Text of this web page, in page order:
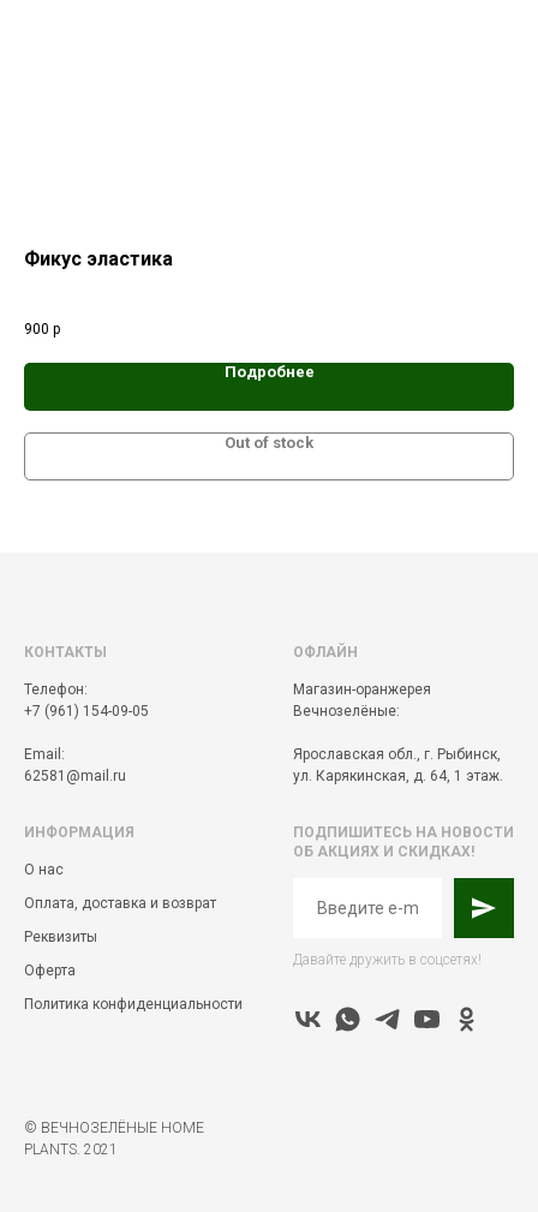
Фикус эластика
900 р
Подробнее
Out of stock
КОНТАКТЫ
Телефон:
+7 (961) 154-09-05
Email:
62581@mail.ru
ОФЛАЙН
Магазин-оранжерея
Вечнозелёные:
Ярославская обл., г. Рыбинск,
ул. Карякинская, д. 64, 1 этаж.
ИНФОРМАЦИЯ
О нас
Оплата, доставка и возврат
Реквизиты
Оферта
Политика конфиденциальности
ПОДПИШИТЕСЬ НА НОВОСТИ
ОБ АКЦИЯХ И СКИДКАХ!
Давайте дружить в соцсетях!
© ВЕЧНОЗЕЛЁНЫЕ HOME
PLANTS. 2021